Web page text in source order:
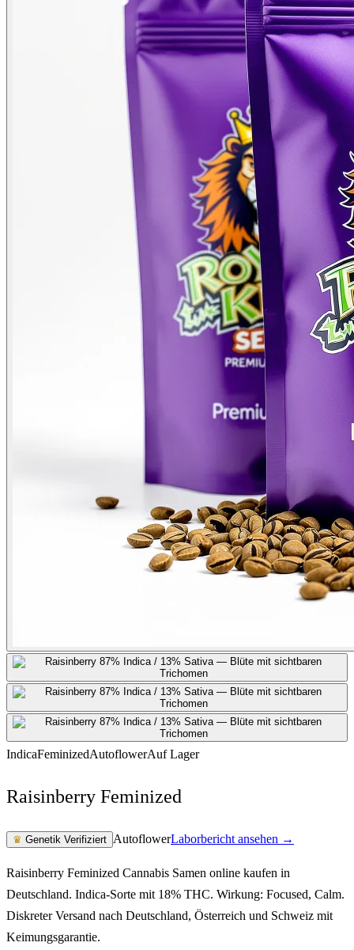
IndicaFeminizedAutoflowerAuf Lager
Raisinberry Feminized
♛ Genetik Verifiziert AutoflowerLaborbericht ansehen →
Raisinberry Feminized Cannabis Samen online kaufen in
Deutschland. Indica-Sorte mit 18% THC. Wirkung: Focused, Calm.
Diskreter Versand nach Deutschland, Österreich und Schweiz mit
Keimungsgarantie.